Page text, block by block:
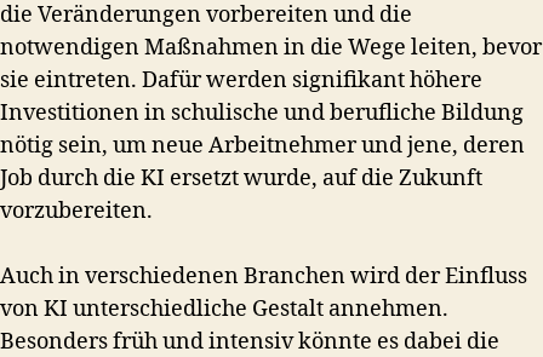
die Veränderungen vorbereiten und die
notwendigen Maßnahmen in die Wege leiten, bevor
sie eintreten. Dafür werden signifikant höhere
Investitionen in schulische und berufliche Bildung
nötig sein, um neue Arbeitnehmer und jene, deren
Job durch die KI ersetzt wurde, auf die Zukunft
vorzubereiten.
Auch in verschiedenen Branchen wird der Einfluss
von KI unterschiedliche Gestalt annehmen.
Besonders früh und intensiv könnte es dabei die